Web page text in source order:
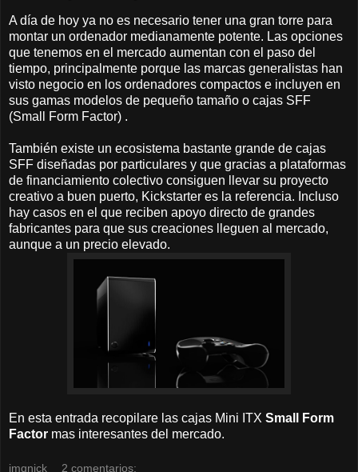
A día de hoy ya no es necesario tener una gran torre para
montar un ordenador medianamente potente. Las opciones
que tenemos en el mercado aumentan con el paso del
tiempo, principalmente porque las marcas generalistas han
visto negocio en los ordenadores compactos e incluyen en
sus gamas modelos de pequeño tamaño o cajas SFF
(Small Form Factor) .
También existe un ecosistema bastante grande de cajas
SFF diseñadas por particulares y que gracias a plataformas
de financiamiento colectivo consiguen llevar su proyecto
creativo a buen puerto, Kickstarter es la referencia. Incluso
hay casos en el que reciben apoyo directo de grandes
fabricantes para que sus creaciones lleguen al mercado,
aunque a un precio elevado.
En esta entrada recopilare las cajas Mini ITX Small Form
Factor mas interesantes del mercado.
jmqnick 2 comentarios: